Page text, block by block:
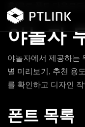
홈/
무료 폰트 모음
야놀자
야놀자에서 제공하는
별 미리보기, 추천 용
를 확인하고 디자인
폰트 목록